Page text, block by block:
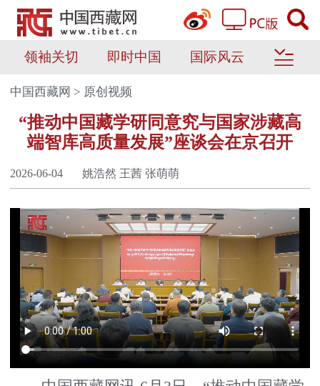
领袖关切 即时中国 国际风云
中国西藏网 > 原创视频
“推动中国藏学研同意究与国家涉藏高
端智库高质量发展”座谈会在京召开
2026-06-04 姚浩然 王茜 张萌萌